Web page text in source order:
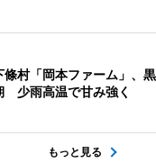
條村「岡本ファーム」、
少雨高温で甘み強く
もっと見る